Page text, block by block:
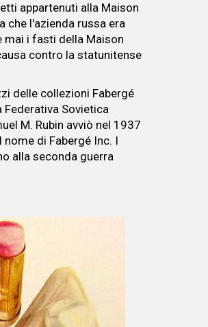
appartenuti alla Maison
che l'azienda russa era
mai i fasti della Maison
contro la statunitense
delle collezioni Fabergé
Sovietica
M. Rubin avviò nel 1937
di Fabergé Inc. I
alla seconda guerra